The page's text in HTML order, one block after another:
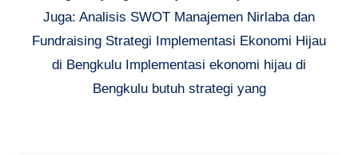
Juga: Analisis SWOT Manajemen Nirlaba dan
Fundraising Strategi Implementasi Ekonomi Hijau
di Bengkulu Implementasi ekonomi hijau di
Bengkulu butuh strategi yang